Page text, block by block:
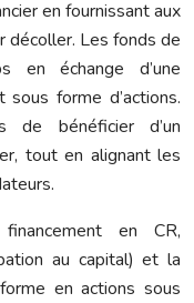
en fournissant aux
décoller. Les fonds de
en échange d’une
forme d’actions.
de bénéficier d’un
tout en alignant les
en CR,
au capital) et la
en actions sous